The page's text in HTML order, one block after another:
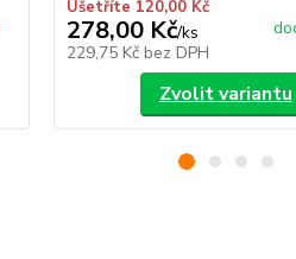
Ušetříte 120,00 Kč
278,00 Kč/ks
229,75 Kč bez DPH
Zvolit variantu